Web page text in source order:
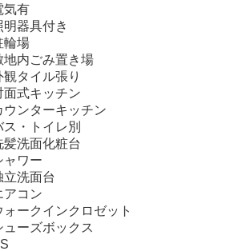
気有
明器具付き
輪場
地内ごみ置き場
観タイル張り
面式キッチン
ウンターキッチン
ス・トイレ別
髪洗面化粧台
ャワー
立洗面台
アコン
ォークインクロゼット
ューズボックス